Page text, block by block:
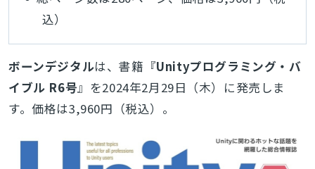
込）
ボーンデジタルは、書籍『Unityプログラミング・バ
イブル R6号』を2024年2月29日（木）に発売しま
す。価格は3,960円（税込）。